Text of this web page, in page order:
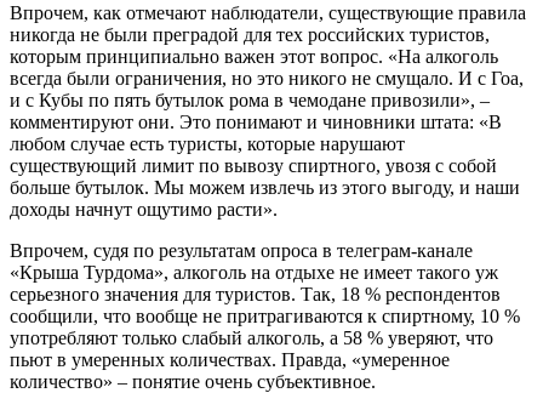
Впрочем, как отмечают наблюдатели, существующие правила
никогда не были преградой для тех российских туристов,
которым принципиально важен этот вопрос. «На алкоголь
всегда были ограничения, но это никого не смущало. И с Гоа,
и с Кубы по пять бутылок рома в чемодане привозили», –
комментируют они. Это понимают и чиновники штата: «В
любом случае есть туристы, которые нарушают
существующий лимит по вывозу спиртного, увозя с собой
больше бутылок. Мы можем извлечь из этого выгоду, и наши
доходы начнут ощутимо расти».
Впрочем, судя по результатам опроса в телеграм-канале
«Крыша Турдома», алкоголь на отдыхе не имеет такого уж
серьезного значения для туристов. Так, 18 % респондентов
сообщили, что вообще не притрагиваются к спиртному, 10 %
употребляют только слабый алкоголь, а 58 % уверяют, что
пьют в умеренных количествах. Правда, «умеренное
количество» – понятие очень субъективное.